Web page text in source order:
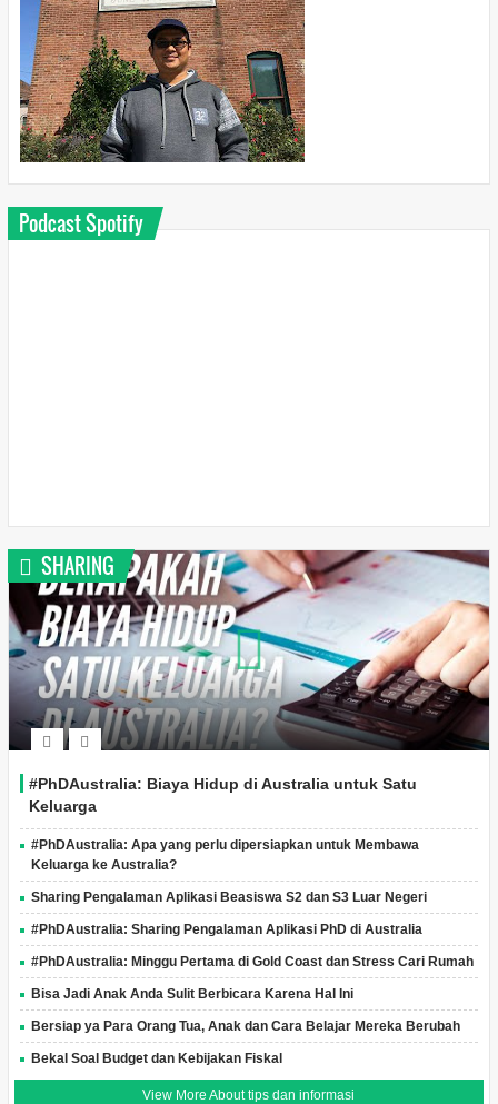
Podcast Spotify
SHARING
#PhDAustralia: Biaya Hidup di Australia untuk Satu
Keluarga
#PhDAustralia: Apa yang perlu dipersiapkan untuk Membawa
Keluarga ke Australia?
Sharing Pengalaman Aplikasi Beasiswa S2 dan S3 Luar Negeri
#PhDAustralia: Sharing Pengalaman Aplikasi PhD di Australia
#PhDAustralia: Minggu Pertama di Gold Coast dan Stress Cari Rumah
Bisa Jadi Anak Anda Sulit Berbicara Karena Hal Ini
Bersiap ya Para Orang Tua, Anak dan Cara Belajar Mereka Berubah
Bekal Soal Budget dan Kebijakan Fiskal
View More About tips dan informasi